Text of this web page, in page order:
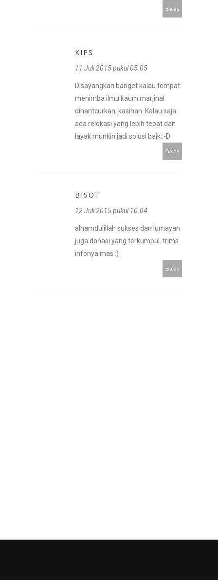
Balas
KIPS
11 Juli 2015 pukul 05.05
Disayangkan banget kalau tempat
menimba ilmu kaum marjinal
dihantcurkan, kasihan. Kalau saja
ada relokasi yang lebih tepat dan
layak munkin jadi solusi baik :-D
Balas
BISOT
12 Juli 2015 pukul 10.04
alhamdulillah sukses dan lumayan
juga donasi yang terkumpul. trims
infonya mas :)
Balas